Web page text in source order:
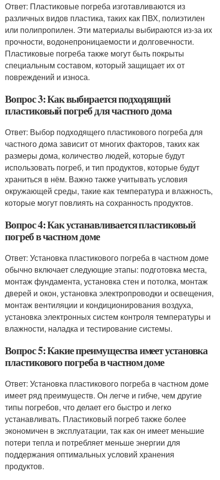
Ответ: Пластиковые погреба изготавливаются из
различных видов пластика, таких как ПВХ, полиэтилен
или полипропилен. Эти материалы выбираются из-за их
прочности, водонепроницаемости и долговечности.
Пластиковые погреба также могут быть покрыты
специальным составом, который защищает их от
повреждений и износа.
Вопрос 3: Как выбирается подходящий
пластиковый погреб для частного дома
Ответ: Выбор подходящего пластикового погреба для
частного дома зависит от многих факторов, таких как
размеры дома, количество людей, которые будут
использовать погреб, и тип продуктов, которые будут
храниться в нём. Важно также учитывать условия
окружающей среды, такие как температура и влажность,
которые могут повлиять на сохранность продуктов.
Вопрос 4: Как устанавливается пластиковый
погреб в частном доме
Ответ: Установка пластикового погреба в частном доме
обычно включает следующие этапы: подготовка места,
монтаж фундамента, установка стен и потолка, монтаж
дверей и окон, установка электропроводки и освещения,
монтаж вентиляции и кондиционирования воздуха,
установка электронных систем контроля температуры и
влажности, наладка и тестирование системы.
Вопрос 5: Какие преимущества имеет установка
пластикового погреба в частном доме
Ответ: Установка пластикового погреба в частном доме
имеет ряд преимуществ. Он легче и гибче, чем другие
типы погребов, что делает его быстро и легко
устанавливать. Пластиковый погреб также более
экономичен в эксплуатации, так как он имеет меньшие
потери тепла и потребляет меньше энергии для
поддержания оптимальных условий хранения
продуктов.